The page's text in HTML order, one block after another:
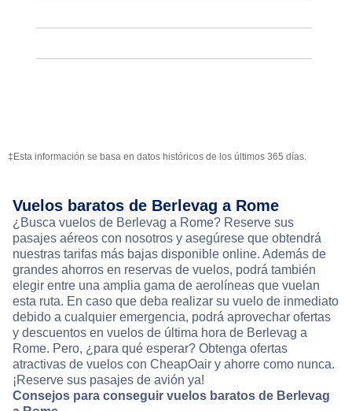
‡Esta información se basa en datos históricos de los últimos 365 días.
Vuelos baratos de Berlevag a Rome
¿Busca vuelos de Berlevag a Rome? Reserve sus
pasajes aéreos con nosotros y asegúrese que obtendrá
nuestras tarifas más bajas disponible online. Además de
grandes ahorros en reservas de vuelos, podrá también
elegir entre una amplia gama de aerolíneas que vuelan
esta ruta. En caso que deba realizar su vuelo de inmediato
debido a cualquier emergencia, podrá aprovechar ofertas
y descuentos en vuelos de última hora de Berlevag a
Rome. Pero, ¿para qué esperar? Obtenga ofertas
atractivas de vuelos con CheapOair y ahorre como nunca.
¡Reserve sus pasajes de avión ya!
Consejos para conseguir vuelos baratos de Berlevag